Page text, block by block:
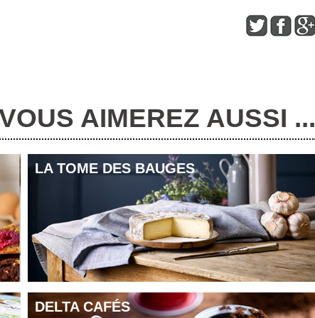
AIMEREZ AUSSI ...
LA TOME DES BAUGES
DELTA CAFÉS